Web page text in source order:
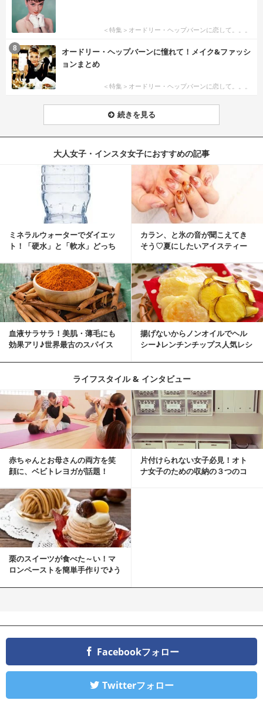
＜特集＞オードリー・ヘップバーンに恋して。。。
オードリー・ヘップバーンに憧れて！メイク&ファッシ
ョンまとめ
＜特集＞オードリー・ヘップバーンに恋して。。。
8
続きを見る
大人女子・インスタ女子におすすめの記事
ミネラルウォーターでダイエッ
ト！「硬水」と「軟水」どっち
カラン、と氷の音が聞こえてき
そう♡夏にしたいアイスティー
血液サラサラ！美肌・薄毛にも
効果アリ♪世界最古のスパイス
揚げないからノンオイルでヘル
シー♪レンチンチップス人気レシ
ライフスタイル & インタビュー
赤ちゃんとお母さんの両方を笑
顔に、ベビトレヨガが話題！
片付けられない女子必見！オト
ナ女子のための収納の３つのコ
栗のスイーツが食べた～い！マ
ロンペーストを簡単手作りで♪う
Facebookフォロー
Twitterフォロー